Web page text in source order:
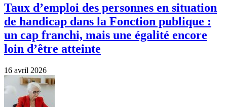
Taux d’emploi des personnes en situation
de handicap dans la Fonction publique :
un cap franchi, mais une égalité encore
loin d’être atteinte
16 avril 2026